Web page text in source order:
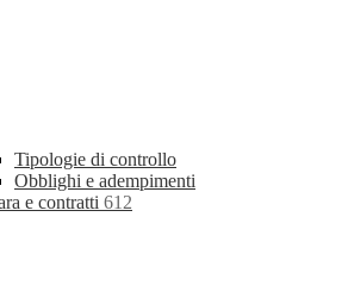
Tipologie di controllo
Obblighi e adempimenti
e contratti 612